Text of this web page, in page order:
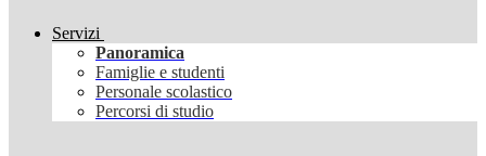
Servizi
Panoramica
Famiglie e studenti
Personale scolastico
Percorsi di studio